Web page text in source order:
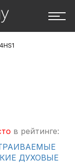
в рейтинге:
ДУХОВЫЕ